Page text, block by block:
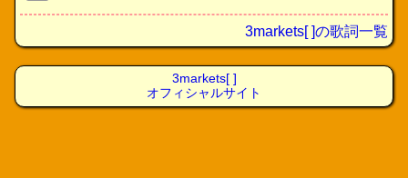
3markets[ ]の歌詞一覧
3markets[ ]
オフィシャルサイト